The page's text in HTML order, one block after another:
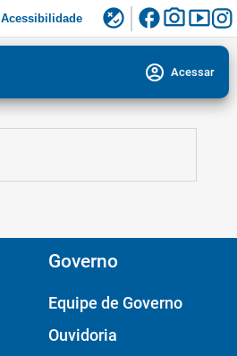
Acessibilidade flaky facebookphoto_camerasmart_display
account_circle Acessar
Governo
Equipe de Governo
Ouvidoria